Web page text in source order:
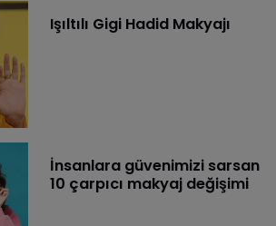
Işıltılı Gigi Hadid Makyajı
İnsanlara güvenimizi sarsan
10 çarpıcı makyaj değişimi